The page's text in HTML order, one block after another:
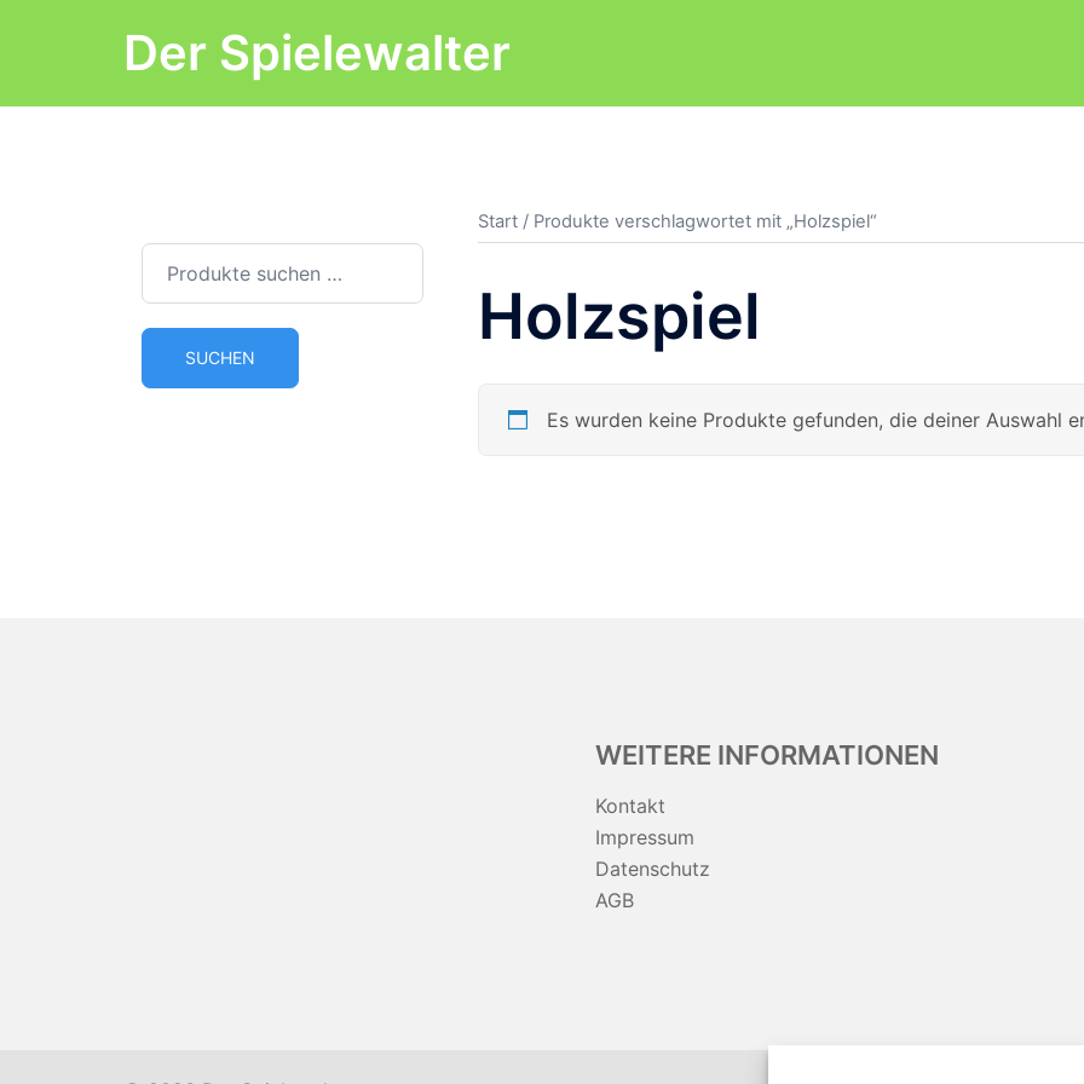
Der Spielewalter
Start/ Produkte verschlagwortet mit „Holzspiel“
Holzspiel
Es wurden keine Produkte gefunden, die deiner Auswahl
SUCHEN
WEITERE INFORMATIONEN
Kontakt
Impressum
Datenschutz
AGB